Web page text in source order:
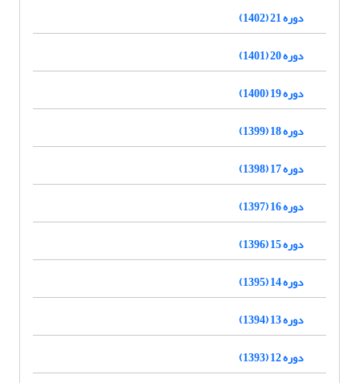
دوره 21 (1402)
دوره 20 (1401)
دوره 19 (1400)
دوره 18 (1399)
دوره 17 (1398)
دوره 16 (1397)
دوره 15 (1396)
دوره 14 (1395)
دوره 13 (1394)
دوره 12 (1393)